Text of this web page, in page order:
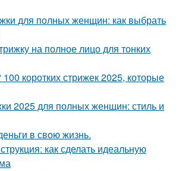
для полных женщин: как выбрать
на полное лицо для тонких
коротких стрижек 2025, которые
2025 для полных женщин: стиль и
в свою жизнь.
как сделать идеальную